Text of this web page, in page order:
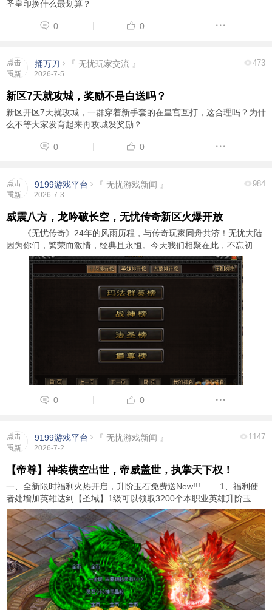
圣皇印换什么最划算？
0 0
点击
重新
捅万刀 『 无忧玩家交流 』
2026-7-5
473
新区7天就攻城，奖励不是白送吗？
新区开区7天就攻城，一群穿着新手套的在皇宫互打，这合理吗？为什
么不等大家发育起来再攻城发奖励？
0 0
点击
重新
9199游戏平台 『 无忧游戏新闻 』
2026-7-3
984
威震八方，龙吟破长空，无忧传奇新区火爆开放
《无忧传奇》24年的风雨历程，与传奇玩家同舟共济！无忧大陆
因为你们，繁荣而激情，经典且永恒。今天我们相聚在此，不忘初
心，再次出发，只为了证明，我们从未改变，体验充满激情的人生。
新区将在7月4日火爆开服，新区将采用经 ...
0 0
点击
重新
9199游戏平台 『 无忧游戏新闻 』
2026-7-2
1147
【帝尊】神装横空出世，帝威盖世，执掌天下权！
一、全新限时福利火热开启，升阶玉石免费送New!!! 1、福利使
者处增加英雄达到【圣域】1级可以领取3200个本职业英雄升阶玉
石，可用于升阶英雄装备。 2、锻造大师处增加升阶玉石兑换英
雄升阶玉石的功能。 领域系统详 ...